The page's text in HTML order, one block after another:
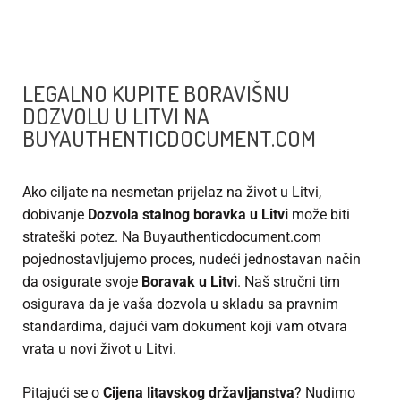
LEGALNO KUPITE BORAVIŠNU
DOZVOLU U LITVI NA
BUYAUTHENTICDOCUMENT.COM
Ako ciljate na nesmetan prijelaz na život u Litvi,
dobivanje Dozvola stalnog boravka u Litvi može biti
strateški potez. Na Buyauthenticdocument.com
pojednostavljujemo proces, nudeći jednostavan način
da osigurate svoje Boravak u Litvi. Naš stručni tim
osigurava da je vaša dozvola u skladu sa pravnim
standardima, dajući vam dokument koji vam otvara
vrata u novi život u Litvi.
Pitajući se o Cijena litavskog državljanstva? Nudimo